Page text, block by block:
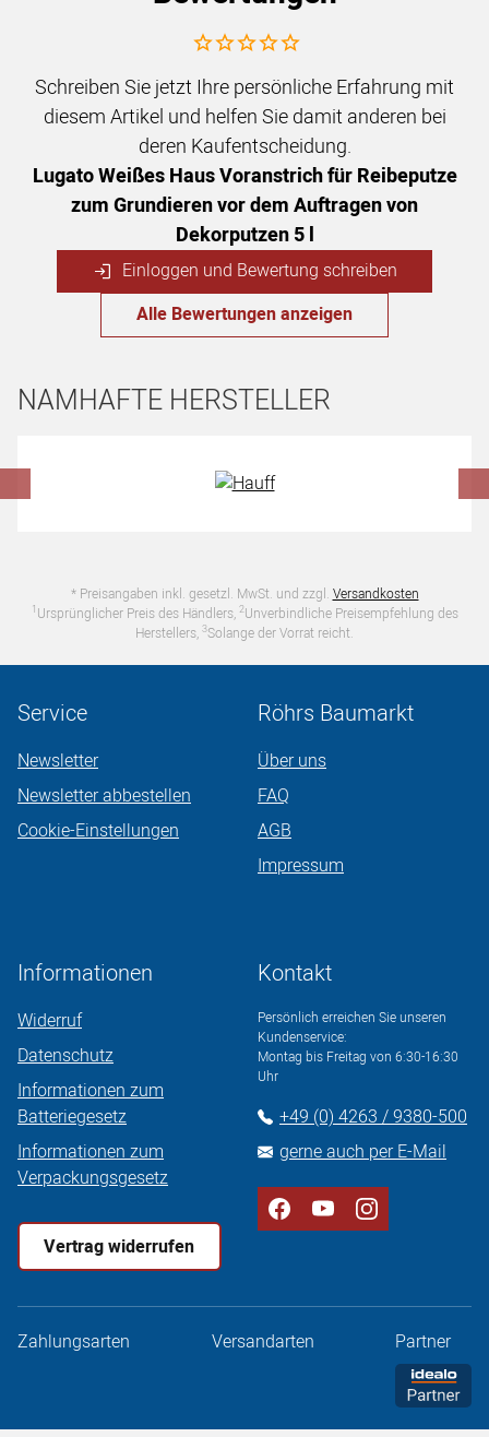
Noch keine Bewertungen abgegeben
Schreiben Sie jetzt Ihre persönliche Erfahrung mit
diesem Artikel und helfen Sie damit anderen bei
deren Kaufentscheidung.
Lugato Weißes Haus Voranstrich für Reibeputze
zum Grundieren vor dem Auftragen von
Dekorputzen 5 l
Einloggen und Bewertung schreiben
Alle Bewertungen anzeigen
NAMHAFTE HERSTELLER
* Preisangaben inkl. gesetzl. MwSt. und zzgl. Versandkosten
1 Ursprünglicher Preis des Händlers, 2Unverbindliche Preisempfehlung des
Herstellers, 3Solange der Vorrat reicht.
Service
Newsletter
Newsletter abbestellen
Cookie-Einstellungen
Röhrs Baumarkt
Über uns
FAQ
AGB
Impressum
Informationen
Widerruf
Datenschutz
Informationen zum
Batteriegesetz
Informationen zum
Verpackungsgesetz
Vertrag widerrufen
Kontakt
Persönlich erreichen Sie unseren
Kundenservice:
Montag bis Freitag von 6:30-16:30
Uhr
+49 (0) 4263 / 9380-500
gerne auch per E-Mail
Zahlungsarten Versandarten Partner